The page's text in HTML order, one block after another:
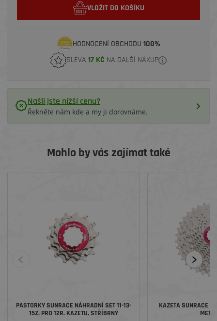
VLOŽIT DO KOŠÍKU
HODNOCENÍ OBCHODU 100%
SLEVA 17 KČ NA DALŠÍ NÁKUP
Našli jste nižší cenu?
Řekněte nám kde a my ji dorovnáme.
Mohlo by vás zajímat také
PASTORKY SUNRACE NÁHRADNÍ SET 11-13-
15Z. PRO 12R. KAZETU, STŘÍBRNÝ
KAZETA SUNRACE